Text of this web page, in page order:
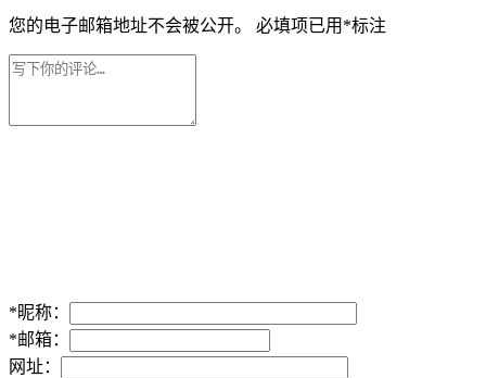
您的电子邮箱地址不会被公开。 必填项已用 *标注
*昵称：
*邮箱：
网址：